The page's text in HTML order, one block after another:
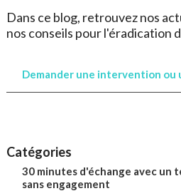
Dans ce blog, retrouvez nos
nos conseils pour l'éradication
Demander une intervention ou
Catégories
30 minutes d'échange avec un
sans engagement